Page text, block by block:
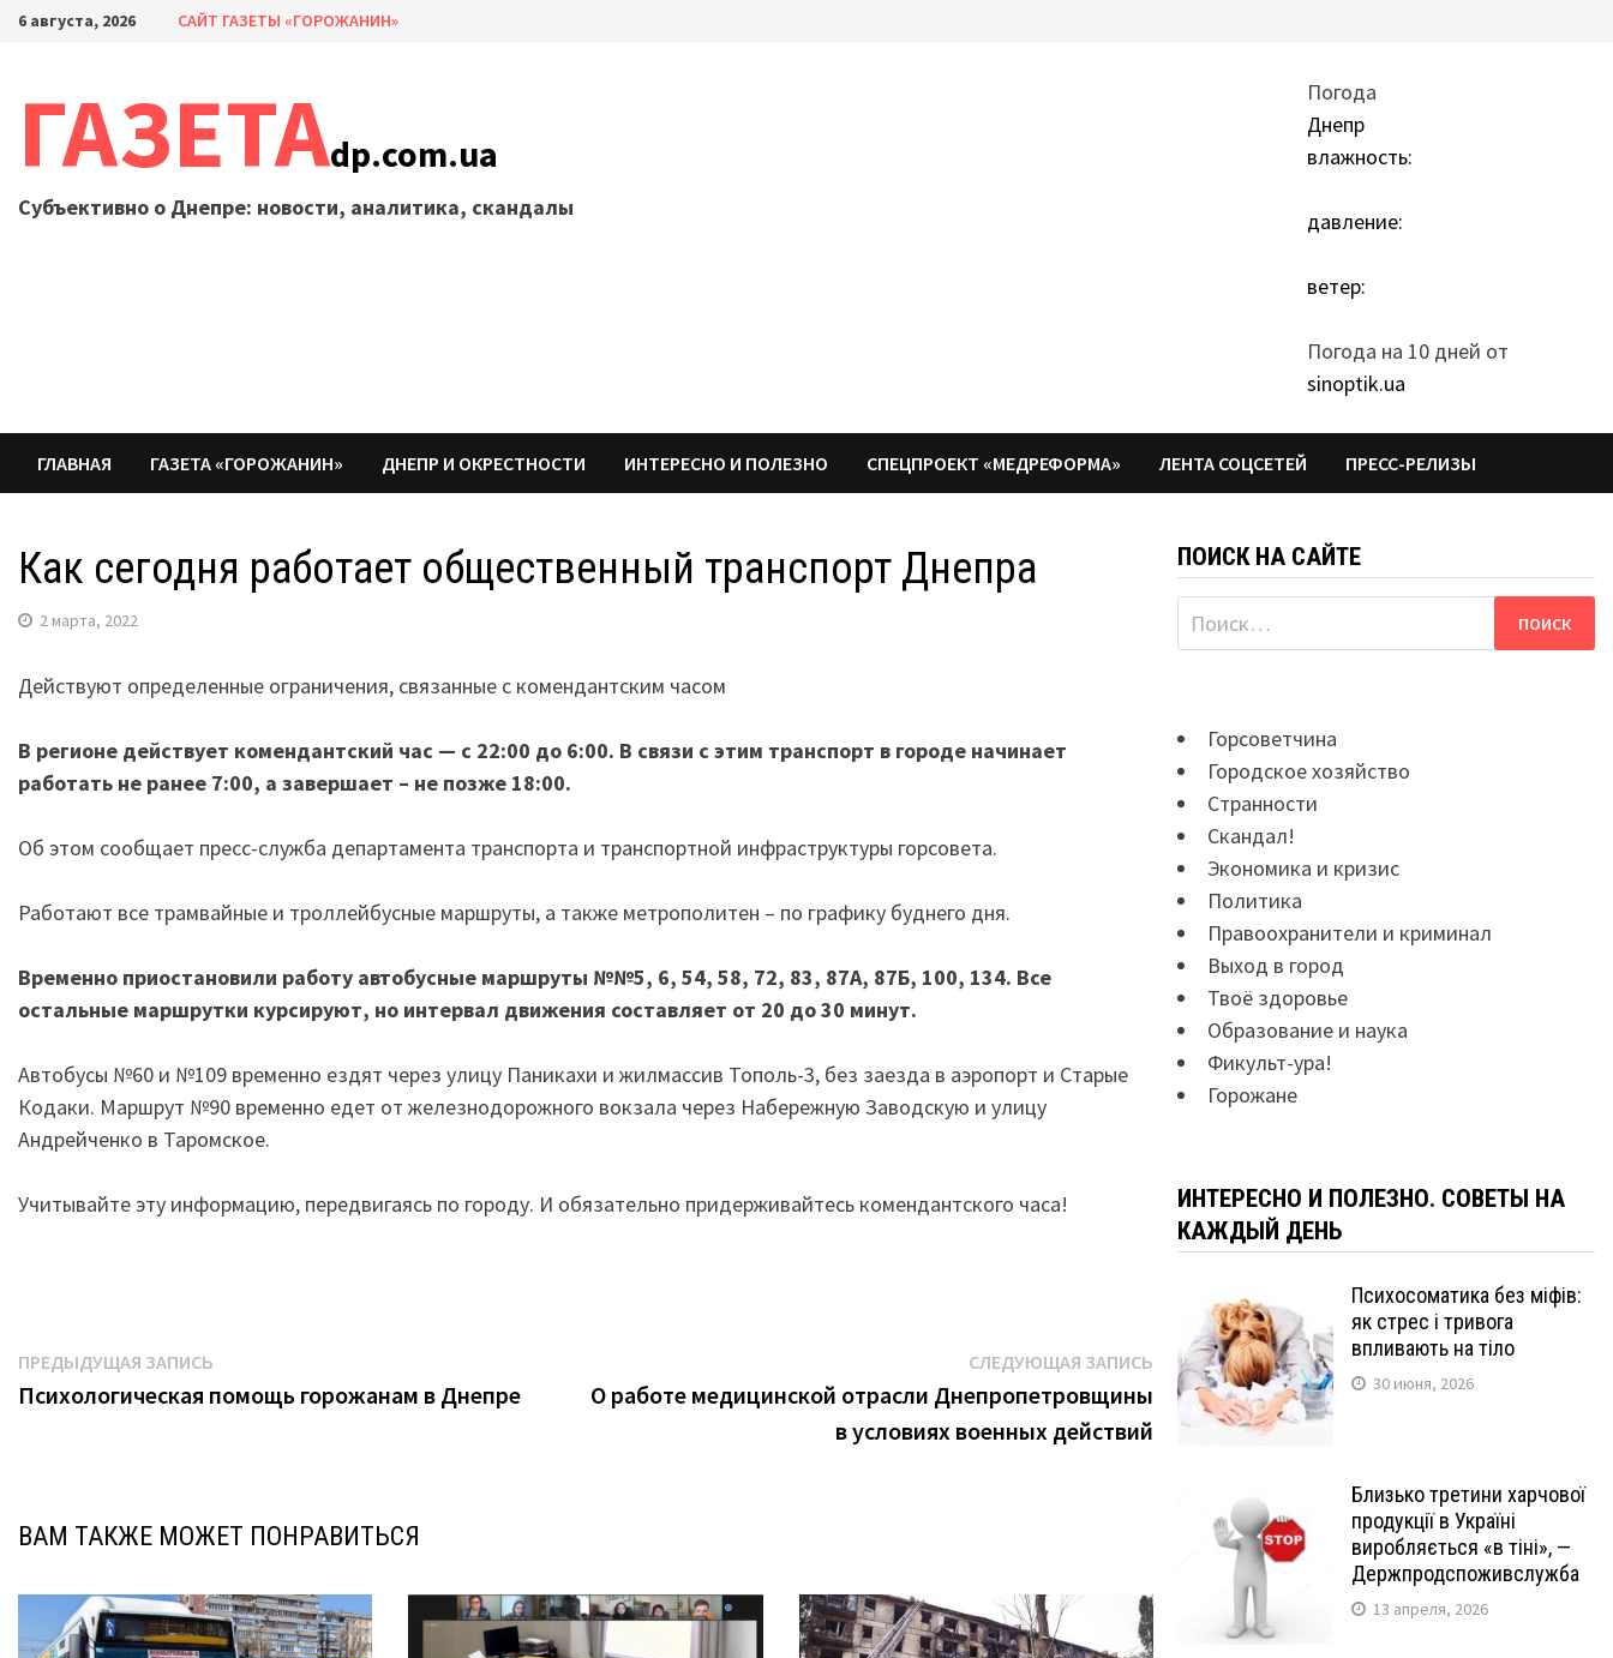
Перейти
6 августа, 2026 САЙТ ГАЗЕТЫ «ГОРОЖАНИН»
ГАЗЕТАdp.com.ua
Субъективно о Днепре: новости, аналитика, скандалы
Погода
Днепр
влажность:
давление:
ветер:
Погода на 10 дней от
sinoptik.ua
ГЛАВНАЯ ГАЗЕТА «ГОРОЖАНИН» ДНЕПР И ОКРЕСТНОСТИ ИНТЕРЕСНО И ПОЛЕЗНО СПЕЦПРОЕКТ «МЕДРЕФОРМА» ЛЕНТА СОЦСЕТЕЙ ПРЕСС-РЕЛИЗЫ
Как сегодня работает общественный транспорт Днепра
2 марта, 2022
Действуют определенные ограничения, связанные с комендантским часом
В регионе действует комендантский час — с 22:00 до 6:00. В связи с этим транспорт в городе начинает
работать не ранее 7:00, а завершает – не позже 18:00.
Об этом сообщает пресс-служба департамента транспорта и транспортной инфраструктуры горсовета.
Работают все трамвайные и троллейбусные маршруты, а также метрополитен – по графику буднего дня.
Временно приостановили работу автобусные маршруты №№5, 6, 54, 58, 72, 83, 87А, 87Б, 100, 134. Все
остальные маршрутки курсируют, но интервал движения составляет от 20 до 30 минут.
Автобусы №60 и №109 временно ездят через улицу Паникахи и жилмассив Тополь-3, без заезда в аэропорт и Старые
Кодаки. Маршрут №90 временно едет от железнодорожного вокзала через Набережную Заводскую и улицу
Андрейченко в Таромское.
Учитывайте эту информацию, передвигаясь по городу. И обязательно придерживайтесь комендантского часа!
Навигация
по
ПРЕДЫДУЩАЯ ЗАПИСЬ
запись:
Психологическая помощь горожанам в Днепре
СЛЕДУЮЩАЯ ЗАПИСЬ Следующая
запись:
О работе медицинской отрасли Днепропетровщины
в условиях военных действий
ВАМ ТАКЖЕ МОЖЕТ ПОНРАВИТЬСЯ
ПОИСК НА САЙТЕ
Найти:
Горсоветчина
Городское хозяйство
Странности
Скандал!
Экономика и кризис
Политика
Правоохранители и криминал
Выход в город
Твоё здоровье
Образование и наука
Фикульт-ура!
Горожане
ИНТЕРЕСНО И ПОЛЕЗНО. СОВЕТЫ НА
КАЖДЫЙ ДЕНЬ
Психосоматика без міфів:
як стрес і тривога
впливають на тіло
30 июня, 2026
Близько третини харчової
продукції в Україні
виробляється «в тіні», —
Держпродспоживслужба
13 апреля, 2026